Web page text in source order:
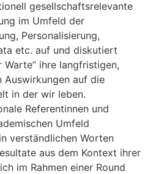
gesellschaftsrelevante
im Umfeld der
Personalisierung,
etc. auf und diskutiert
Warte” ihre langfristigen,
Auswirkungen auf die
in der wir leben.
Referentinnen und
Umfeld
verständlichen Worten
aus dem Kontext ihrer
im Rahmen einer Round